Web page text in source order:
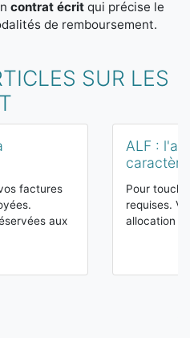
contrat écrit qui précise le
de remboursement.
SUR LES
factures
aux
ALF :
Pour
requises.
allocation